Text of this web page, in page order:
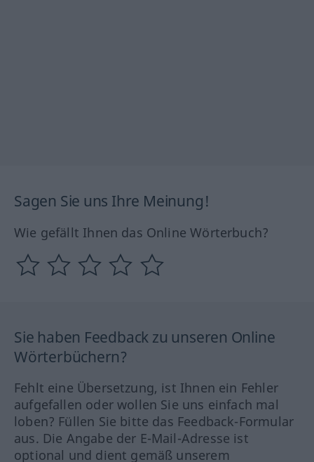
Sagen Sie uns Ihre Meinung!
Wie gefällt Ihnen das Online Wörterbuch?
Sie haben Feedback zu unseren Online
Wörterbüchern?
Fehlt eine Übersetzung, ist Ihnen ein Fehler
aufgefallen oder wollen Sie uns einfach mal
loben? Füllen Sie bitte das Feedback-Formular
aus. Die Angabe der E-Mail-Adresse ist
optional und dient gemäß unserem